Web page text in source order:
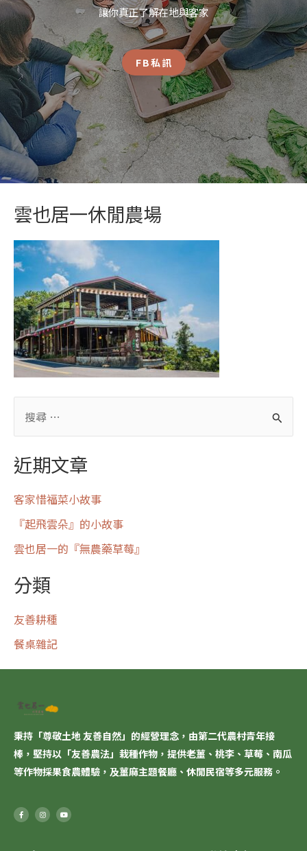
讓你真正了解在地與客家
FB私訊
雲也居一休閒農場
近期文章
客家惜福菜小故事
『起飛雲朵』的小故事
雲也居一的『無農藥草莓』
分類
友善耕種
餐桌雜記
秉持「尊敬土地 友善自然」的經營理念，由第二代農村青年接
棒，堅持以「友善農法」栽種作物，提供老薑、桃李、草莓、南瓜
等作物採果食農體驗，及薑麻主題餐廳、休閒民宿等多元服務。
F
a
c
I
n
s
Y
o
u